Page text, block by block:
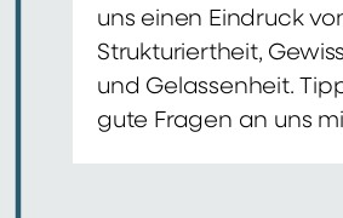
uns einen Eindruck
Strukturiertheit,
und Gelassenheit.
gute Fragen an uns